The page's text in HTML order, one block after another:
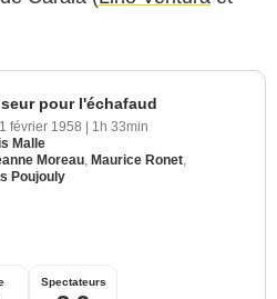
pour l'échafaud
1 février 1958
1h 33min
Malle
Moreau, Maurice Ronet,
Poujouly
Spectateurs